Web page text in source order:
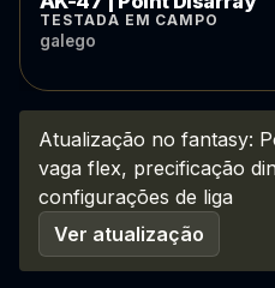
TESTADA EM CAMPO
galego
Atualização no fantasy:
vaga flex, precificação
configurações de liga
Ver atualização